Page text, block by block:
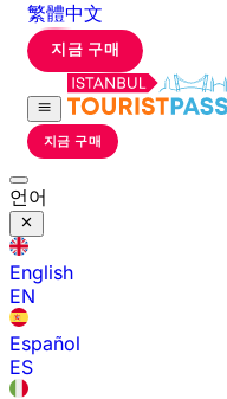
繁體中文
지금 구매
지금 구매
언어
English
EN
Español
ES